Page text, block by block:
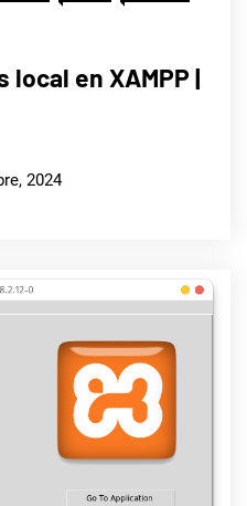
en XAMPP |
2024